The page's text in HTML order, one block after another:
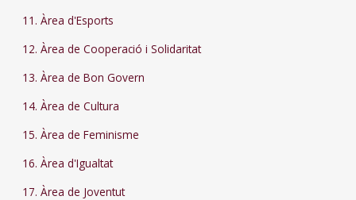
11. Àrea d'Esports
12. Àrea de Cooperació i Solidaritat
13. Àrea de Bon Govern
14. Àrea de Cultura
15. Àrea de Feminisme
16. Àrea d'Igualtat
17. Àrea de Joventut